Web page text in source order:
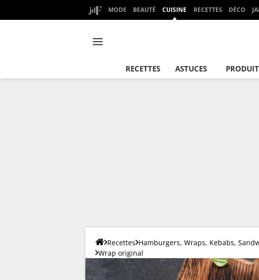
MODE BEAUTÉ CUISINE RECETTES DÉCO
RECETTES ASTUCES
Recettes Hamburgers, Wraps, Kebabs,
Wrap original